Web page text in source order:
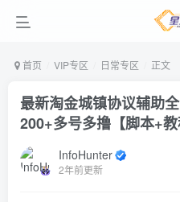
首页 VIP专区 日常专区 正文
最新淘金城镇协议辅助
200+多号多撸【脚本+教
InfoHunter
2年前更新